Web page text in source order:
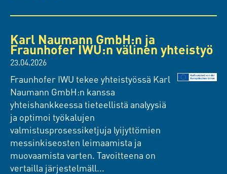
Karl Naumann GmbH:n ja
Fraunhofer IWU:n välinen yhteistyö
23.04.2026
Fraunhofer IWU tekee yhteistyössä Karl
Naumann GmbH:n kanssa
yhteishankkeessa tieteellistä analyysiä
ja optimoi työkalujen
valmistusprosessiketjuja lyijyttömien
messinkiseosten leimaamista ja
muovaamista varten. Tavoitteena on
vertailla järjestelmäll...